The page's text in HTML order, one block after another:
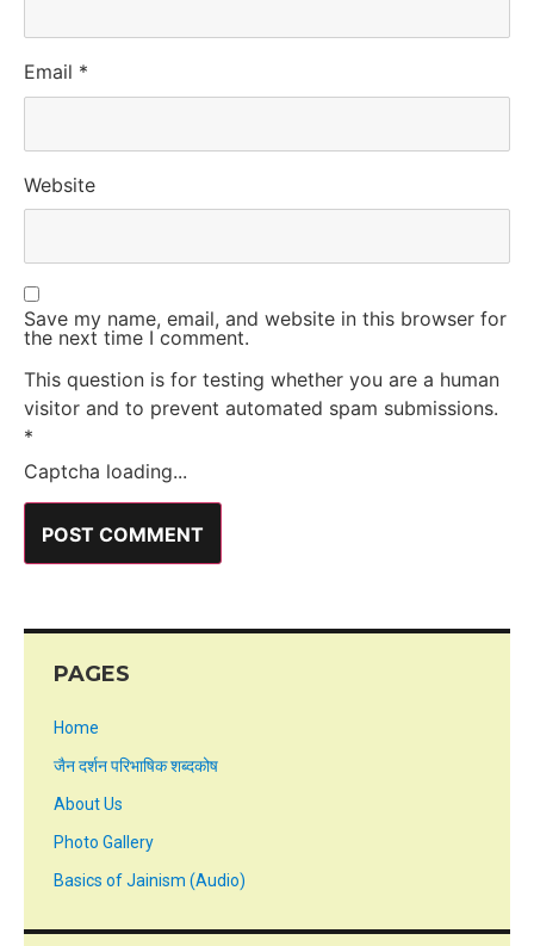
Email *
Website
Save my name, email, and website in this browser for
the next time I comment.
This question is for testing whether you are a human
visitor and to prevent automated spam submissions.
*
Captcha loading...
PAGES
Home
जैन दर्शन परिभाषिक शब्दकोष
About Us
Photo Gallery
Basics of Jainism (Audio)